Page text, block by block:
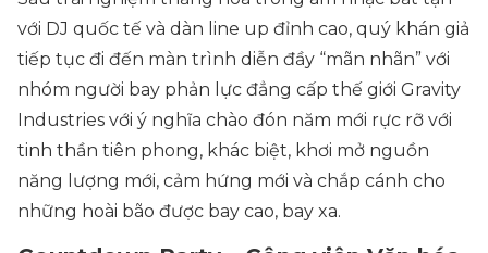
với DJ quốc tế và dàn line up đỉnh cao, quý khán giả
tiếp tục đi đến màn trình diễn đầy “mãn nhãn” với
nhóm người bay phản lực đẳng cấp thế giới Gravity
Industries với ý nghĩa chào đón năm mới rực rỡ với
tinh thần tiên phong, khác biệt, khơi mở nguồn
năng lượng mới, cảm hứng mới và chắp cánh cho
những hoài bão được bay cao, bay xa.